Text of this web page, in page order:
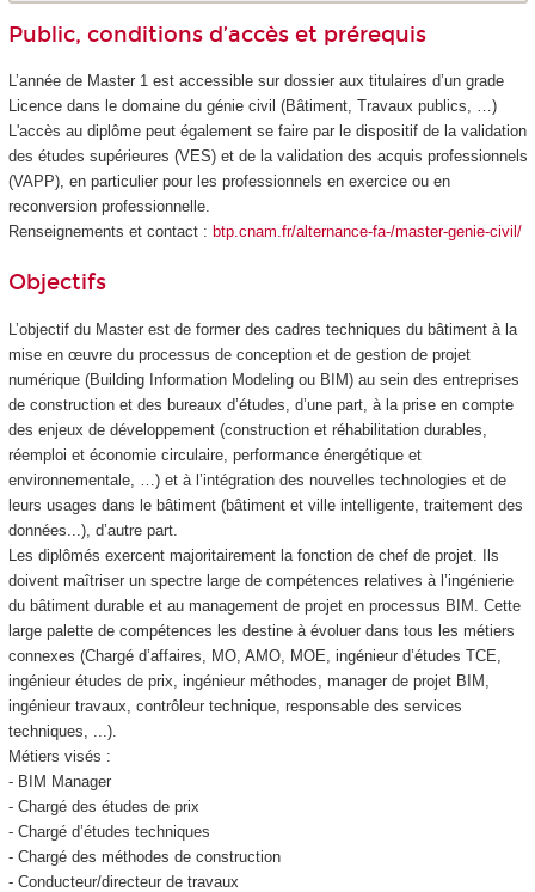
Public, conditions d’accès et prérequis
L’année de Master 1 est accessible sur dossier aux titulaires d’un grade
Licence dans le domaine du génie civil (Bâtiment, Travaux publics, …)
L'accès au diplôme peut également se faire par le dispositif de la validation
des études supérieures (VES) et de la validation des acquis professionnels
(VAPP), en particulier pour les professionnels en exercice ou en
reconversion professionnelle.
Renseignements et contact : btp.cnam.fr/alternance-fa-/master-genie-civil/
Objectifs
L’objectif du Master est de former des cadres techniques du bâtiment à la
mise en œuvre du processus de conception et de gestion de projet
numérique (Building Information Modeling ou BIM) au sein des entreprises
de construction et des bureaux d’études, d’une part, à la prise en compte
des enjeux de développement (construction et réhabilitation durables,
réemploi et économie circulaire, performance énergétique et
environnementale, …) et à l’intégration des nouvelles technologies et de
leurs usages dans le bâtiment (bâtiment et ville intelligente, traitement des
données...), d’autre part.
Les diplômés exercent majoritairement la fonction de chef de projet. Ils
doivent maîtriser un spectre large de compétences relatives à l’ingénierie
du bâtiment durable et au management de projet en processus BIM. Cette
large palette de compétences les destine à évoluer dans tous les métiers
connexes (Chargé d’affaires, MO, AMO, MOE, ingénieur d’études TCE,
ingénieur études de prix, ingénieur méthodes, manager de projet BIM,
ingénieur travaux, contrôleur technique, responsable des services
techniques, ...).
Métiers visés :
- BIM Manager
- Chargé des études de prix
- Chargé d’études techniques
- Chargé des méthodes de construction
- Conducteur/directeur de travaux